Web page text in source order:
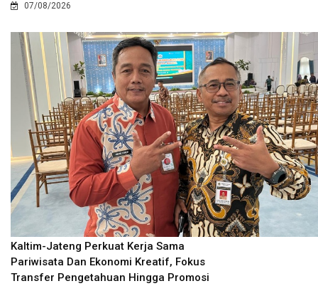
07/08/2026
Kaltim-Jateng Perkuat Kerja Sama
Pariwisata Dan Ekonomi Kreatif, Fokus
Transfer Pengetahuan Hingga Promosi